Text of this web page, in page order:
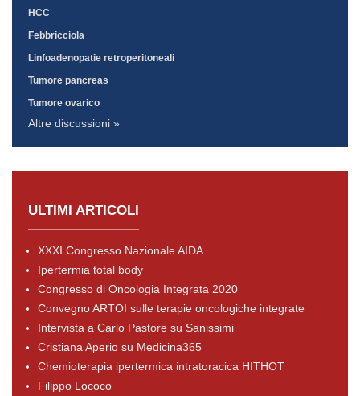
HCC
Febbricciola
Linfoadenopatie retroperitoneali
Tumore pancreas
Tumore ovarico
Altre discussioni »
ULTIMI ARTICOLI
XXXI Congresso Nazionale AIDA
Ipertermia total body
Congresso di Oncologia Integrata 2020
Convegno ARTOI sulle terapie oncologiche integrate
Intervista a Carlo Pastore su Sanissimi
Cristiana Aperio su Medicina365
Chemioterapia ipertermica intratoracica HITHOT
Filippo Lococo